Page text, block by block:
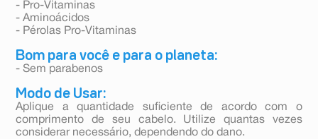
- Pro-Vitaminas
- Aminoácidos
- Pérolas Pro-Vitaminas
Bom para você e para o planeta:
- Sem parabenos
Modo de Usar:
Aplique a quantidade suficiente de acordo com o
comprimento de seu cabelo. Utilize quantas vezes
considerar necessário, dependendo do dano.